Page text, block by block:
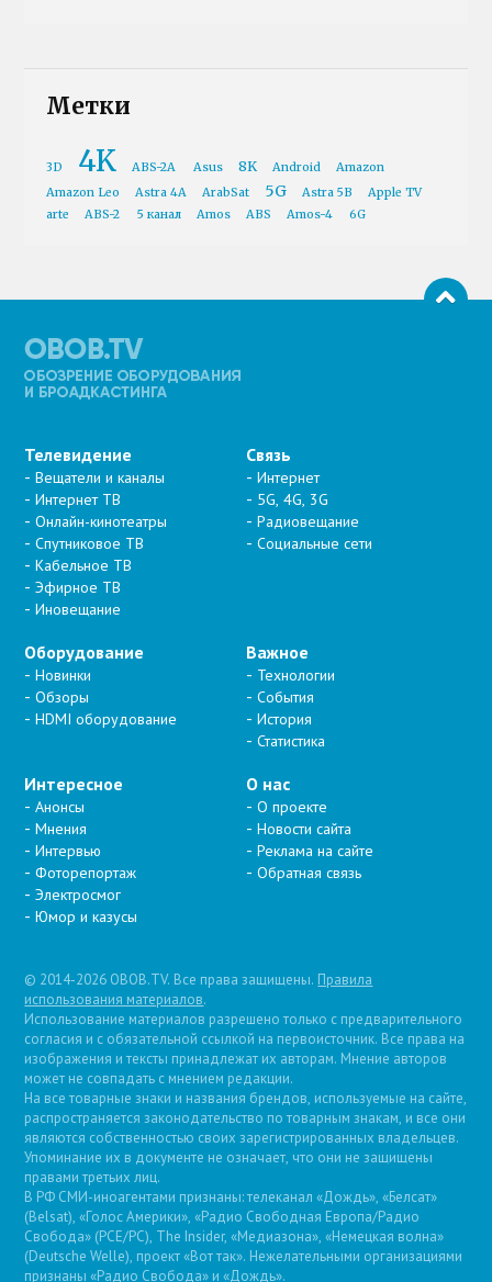
Метки
3D 4K ABS-2A Asus 8K Android
Amazon
Amazon Leo
Astra 4A ArabSat 5G Astra 5B
Apple TV
arte
ABS-2 5 канал Amos ABS Amos-4 6G
Телевидение
Вещатели и каналы
Интернет ТВ
Онлайн-кинотеатры
Спутниковое ТВ
Кабельное ТВ
Эфирное ТВ
Иновещание
Связь
Интернет
5G, 4G, 3G
Радиовещание
Социальные сети
Оборудование
Новинки
Обзоры
HDMI оборудование
Важное
Технологии
События
История
Статистика
Интересное
Анонсы
Мнения
Интервью
Фоторепортаж
Электросмог
Юмор и казусы
О нас
О проекте
Новости сайта
Реклама на сайте
Обратная связь
© 2014-2026 OBOB.TV. Все права защищены. Правила
использования материалов.
Использование материалов разрешено только с предварительного
согласия и с обязательной ссылкой на первоисточник. Все права на
изображения и тексты принадлежат их авторам. Мнение авторов
может не совпадать с мнением редакции.
На все товарные знаки и названия брендов, используемые на сайте,
распространяется законодательство по товарным знакам, и все они
являются собственностью своих зарегистрированных владельцев.
Упоминание их в документе не означает, что они не защищены
правами третьих лиц.
В РФ СМИ-иноагентами признаны: телеканал «Дождь», «Белсат»
(Belsat), «Голос Америки», «Радио Свободная Европа/Радио
Свобода» (PCE/PC), The Insider, «Медиазона», «Немецкая волна»
(Deutsche Welle), проект «Вот так». Нежелательными организациями
признаны «Радио Свобода» и «Дождь».